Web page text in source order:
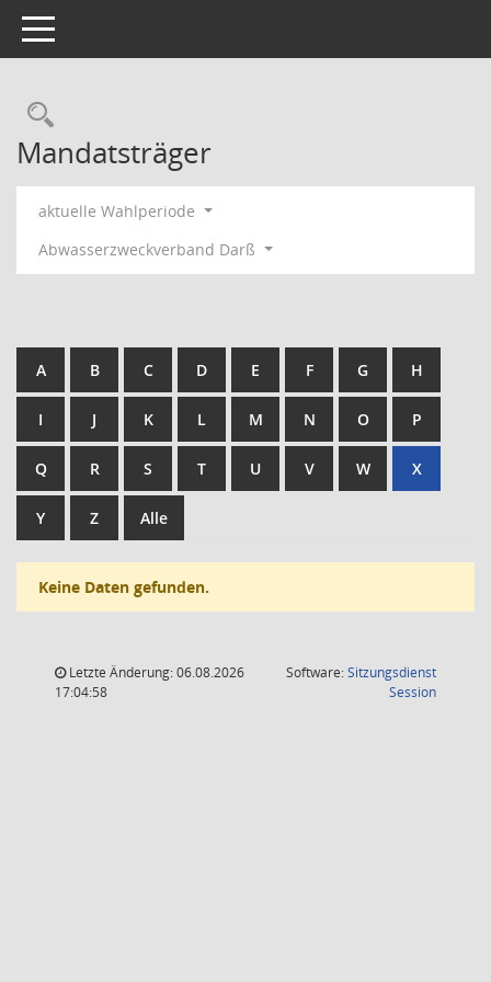
Toggle navigation
Rechercheauswahl
Mandatsträger
aktuelle Wahlperiode
Abwasserzweckverband Darß
A B C D E F G H
I J K L M N O P
Q R S T U V W X
Y Z Alle
Keine Daten gefunden.
Letzte Änderung: 06.08.2026
17:04:58
Software:Sitzungsdienst
Session(Wird in